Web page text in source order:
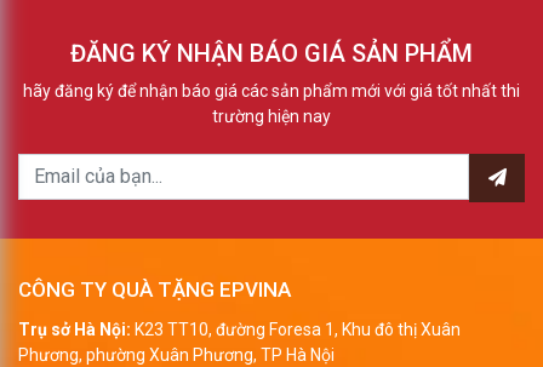
ĐĂNG KÝ NHẬN BÁO GIÁ SẢN PHẨM
hãy đăng ký để nhận báo giá các sản phẩm mới với giá tốt nhất thi
trường hiện nay
CÔNG TY QUÀ TẶNG EPVINA
Trụ sở Hà Nội: K23 TT10, đường Foresa 1, Khu đô thị Xuân
Phương, phường Xuân Phương, TP Hà Nội